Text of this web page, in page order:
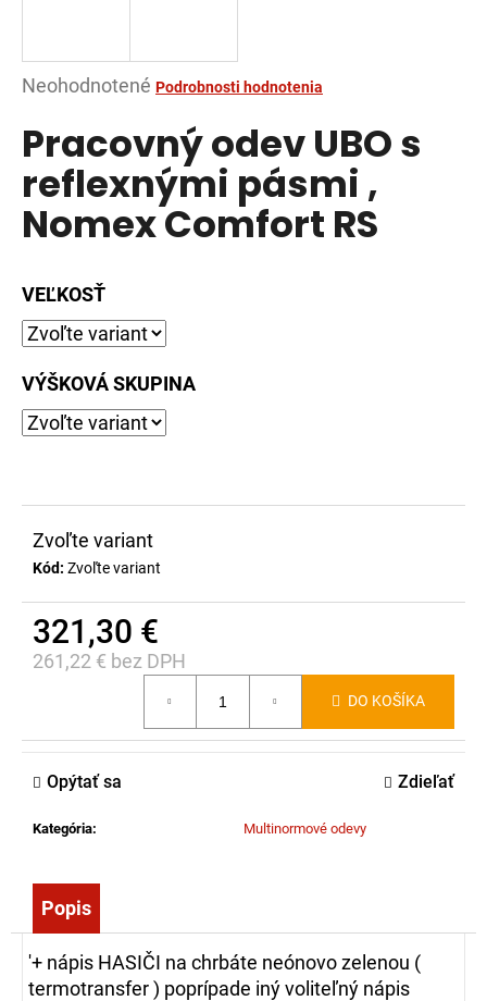
Priemerné
produktu
je
0,0
z
5
Neohodnotené Podrobnosti hodnotenia
Pracovný odev UBO s
reflexnými pásmi ,
Nomex Comfort RS
VEĽKOSŤ
VÝŠKOVÁ SKUPINA
Zvoľte variant
Kód: Zvoľte variant
321,30 €
261,22 € bez DPH
DO KOŠÍKA
Kategória: Multinormové odevy
Opýtať sa Zdieľať
Popis
'+ nápis HASIČI na chrbáte neónovo zelenou (
termotransfer ) poprípade iný voliteľný nápis
j
s
?
O
d
p
o
č
a
m
e
ZÁSAHOVÁ
HADICA
C52
SPOJOK,
108,65
€